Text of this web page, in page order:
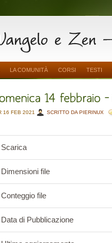
LA COMUNITÀ CORSI TESTI
16 FEB 2021 SCRITTO DA PIERINUX
Scarica
Dimensioni file
Conteggio file
Data di Pubblicazione